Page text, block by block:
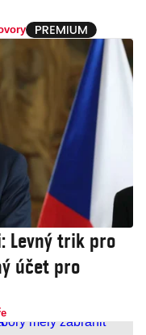
Levný trik pro
účet pro